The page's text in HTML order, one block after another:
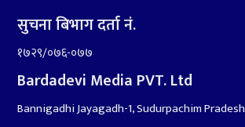
सुचना बिभाग दर्ता नं.
१७२९/०७६-०७७
Bardadevi Media PVT. Ltd
Bannigadhi Jayagadh-1, Sudurpachim Pradesh